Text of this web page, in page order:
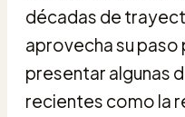
décadas de
aprovecha su paso
presentar algunas
recientes como la